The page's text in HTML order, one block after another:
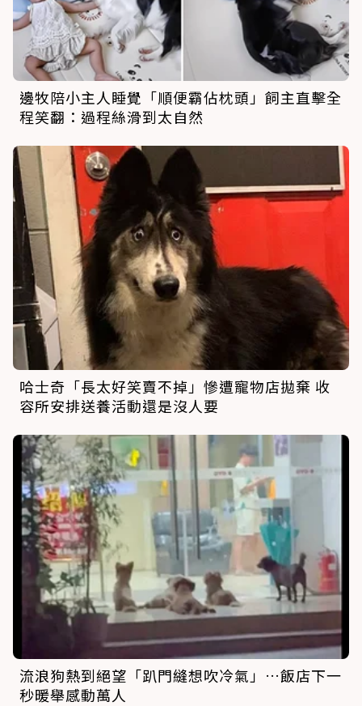
邊牧陪小主人睡覺「順便霸佔枕頭」飼主直擊全
程笑翻：過程絲滑到太自然
哈士奇「長太好笑賣不掉」慘遭寵物店拋棄 收
容所安排送養活動還是沒人要
流浪狗熱到絕望「趴門縫想吹冷氣」…飯店下一
秒暖舉感動萬人